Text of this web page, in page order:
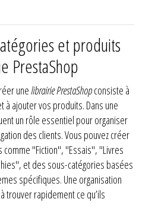
et produits
PrestaShop
une librairie PrestaShopconsiste à
à ajouter vos produits. Dans une
un rôle essentiel pour organiser
des clients. Vous pouvez créer
"Fiction", "Essais", "Livres
et des sous-catégories basées
spécifiques. Une organisation
trouver rapidement ce qu’ils